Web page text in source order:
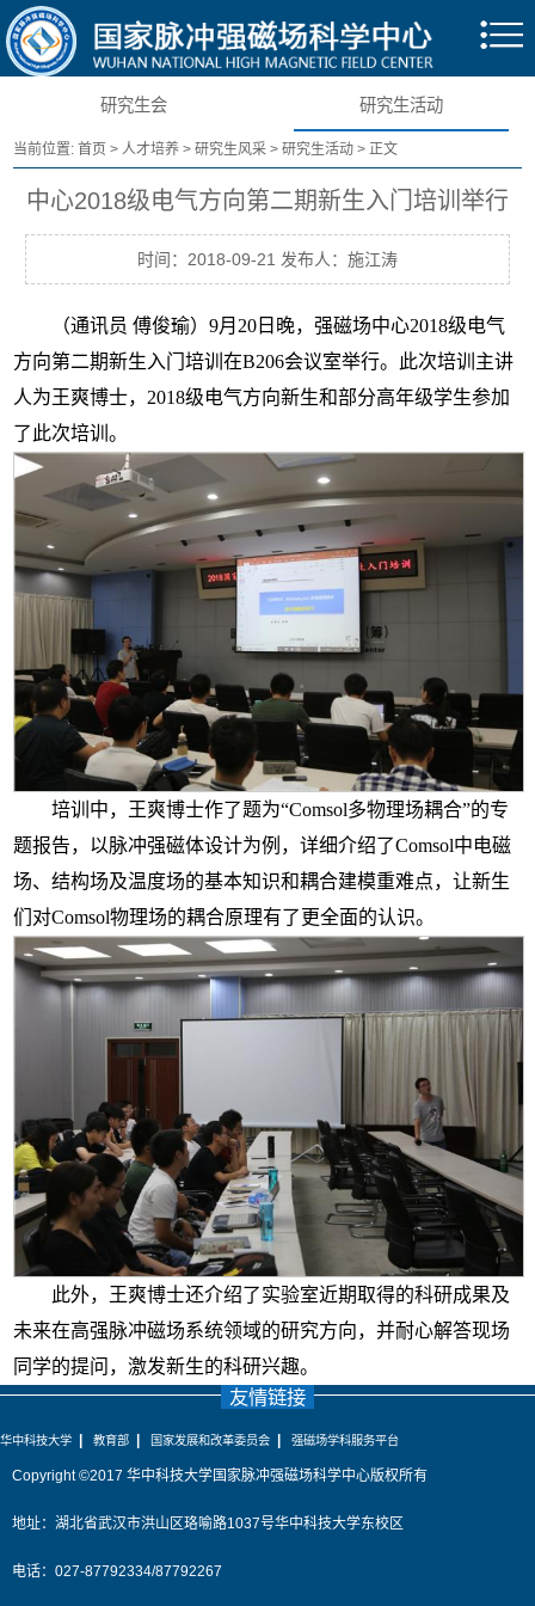
研究生会 研究生活动
当前位置:首页 >人才培养 >研究生风采 >研究生活动 > 正文
中心2018级电气方向第二期新生入门培训举行
时间：2018-09-21 发布人：施江涛
（通讯员 傅俊瑜）9月 20 日晚，强磁场中心2018级电气
方向第二期新生入门培训在B206会议室举行。此次培训主讲
人为王爽博士， 2018级电气方向新生和部分高年级学生参加
了此次培训。
培训中，王爽博士作了题为“Comsol多物理场耦合”的专
题报告，以脉冲强磁体设计为例，详细介绍了Comsol中电磁
场、结构场及温度场的基本知识和耦合建模重难点，让新生
们对Comsol物理场的耦合原理有了更全面的认识。
此外，王爽博士还介绍了实验室近期取得的科研成果及
未来在高强脉冲磁场系统领域的研究方向，并耐心解答现场
同学的提问，激发新生的科研兴趣。
友情链接
华中科技大学 教育部 国家发展和改革委员会 强磁场学科服务平台
Copyright ©2017 华中科技大学国家脉冲强磁场科学中心版权所有
地址：湖北省武汉市洪山区珞喻路1037号华中科技大学东校区
电话：027-87792334/87792267